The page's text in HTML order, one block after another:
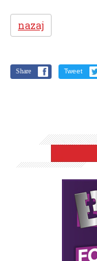
nazaj
Share Tweet